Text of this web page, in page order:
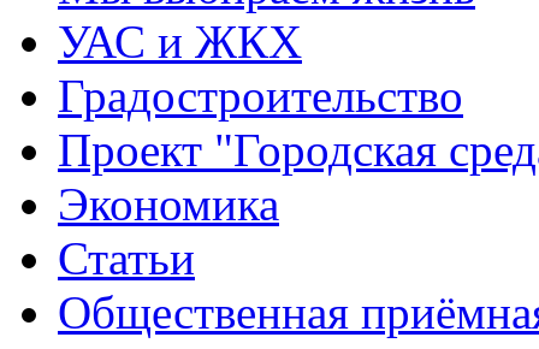
УАС и ЖКХ
Градостроительство
Проект "Городская
Экономика
Статьи
Общественная